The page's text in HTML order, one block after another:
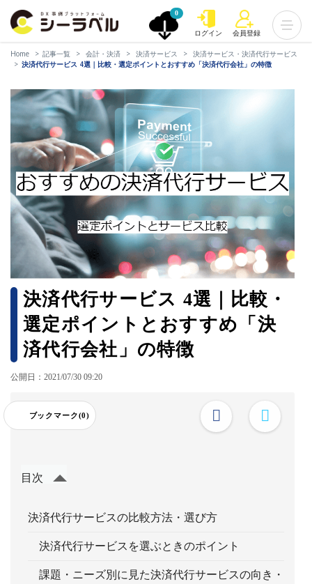
0
ログイン 会員登録
Home 記事一覧 会計・決済 決済サービス
決済サービス・決済代行サービス
決済代行サービス 4選｜比較・選定ポイントとおすすめ「決済代行会社」の特徴
決済代行サービス 4選｜比較・
選定ポイントとおすすめ「決
済代行会社」の特徴
公開日：2021/07/30 09:20
ブックマーク(0)
目次
決済代行サービスの比較方法・選び方
決済代行サービスを選ぶときのポイント
課題・ニーズ別に見た決済代行サービスの向き・